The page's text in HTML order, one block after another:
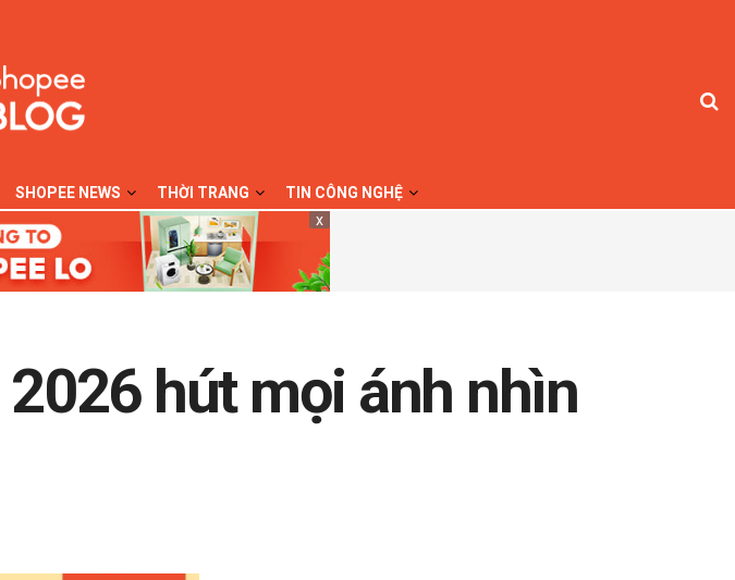
SHOPEE NEWS THỜI TRANG
TIN CÔNG NGHỆ
x
hút mọi ánh nhìn